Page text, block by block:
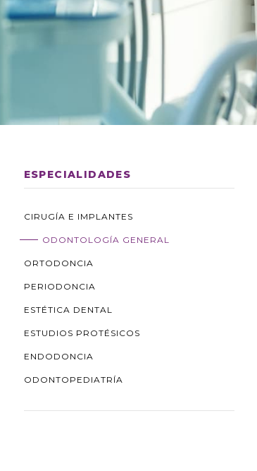
ESPECIALIDADES
CIRUGÍA E IMPLANTES
ODONTOLOGÍA GENERAL
ORTODONCIA
PERIODONCIA
ESTÉTICA DENTAL
ESTUDIOS PROTÉSICOS
ENDODONCIA
ODONTOPEDIATRÍA